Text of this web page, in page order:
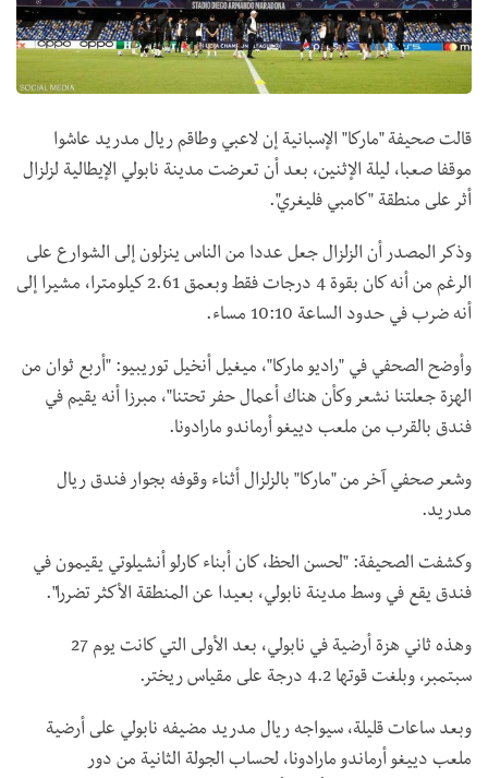
قالت صحيفة "ماركا" الإسبانية إن لاعبي وطاقم ريال مدريد عاشوا
موقفا صعبا، ليلة الإثنين، بعد أن تعرضت مدينة نابولي الإيطالية لزلزال
أثر على منطقة "كامبي فليغري".
وذكر المصدر أن الزلزال جعل عددا من الناس ينزلون إلى الشوارع على
الرغم من أنه كان بقوة 4 درجات فقط وبعمق 2.61 كيلومترا، مشيرا إلى
أنه ضرب في حدود الساعة 10:10 مساء.
وأوضح الصحفي في "راديو ماركا"، ميغيل أنخيل توريبيو: "أربع ثوان من
الهزة جعلتنا نشعر وكأن هناك أعمال حفر تحتنا"، مبرزا أنه يقيم في
فندق بالقرب من ملعب دييغو أرماندو مارادونا.
وشعر صحفي آخر من "ماركا" بالزلزال أثناء وقوفه بجوار فندق ريال
مدريد.
وكشفت الصحيفة: "لحسن الحظ، كان أبناء كارلو أنشيلوتي يقيمون في
فندق يقع في وسط مدينة نابولي، بعيدا عن المنطقة الأكثر تضررا".
وهذه ثاني هزة أرضية في نابولي، بعد الأولى التي كانت يوم 27
سبتمبر، وبلغت قوتها 4.2 درجة على مقياس ريختر.
وبعد ساعات قليلة، سيواجه ريال مدريد مضيفه نابولي على أرضية
ملعب دييغو أرماندو مارادونا، لحساب الجولة الثانية من دور